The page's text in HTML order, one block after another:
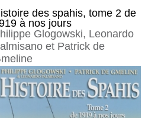
des spahis, tome 2 de
à nos jours
Glogowski, Leonardo
et Patrick de